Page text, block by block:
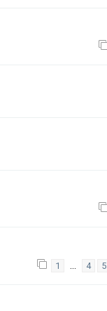
1 4 5